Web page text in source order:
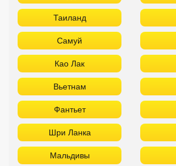
Таиланд
Самуй
Као Лак
Вьетнам
Фантьет
Шри Ланка
Мальдивы